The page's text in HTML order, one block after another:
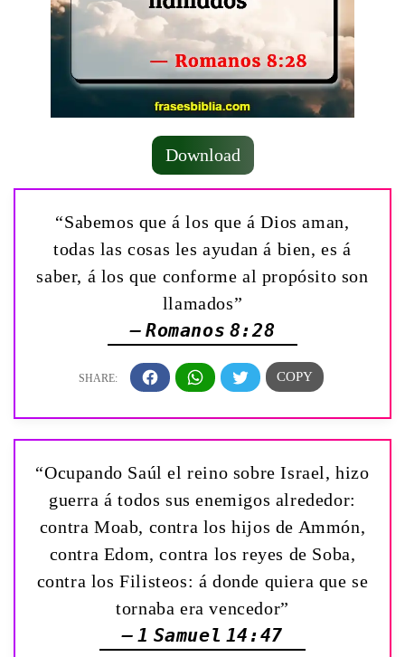
Download
“Sabemos que á los que á Dios aman,
todas las cosas les ayudan á bien, es á
saber, á los que conforme al propósito son
llamados”
— Romanos 8:28
“Ocupando Saúl el reino sobre Israel, hizo
guerra á todos sus enemigos alrededor:
contra Moab, contra los hijos de Ammón,
contra Edom, contra los reyes de Soba,
contra los Filisteos: á donde quiera que se
tornaba era vencedor”
— 1 Samuel 14:47